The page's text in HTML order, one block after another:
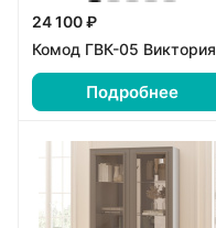
24 100 ₽
Комод ГВК-05 Виктория
Подробнее